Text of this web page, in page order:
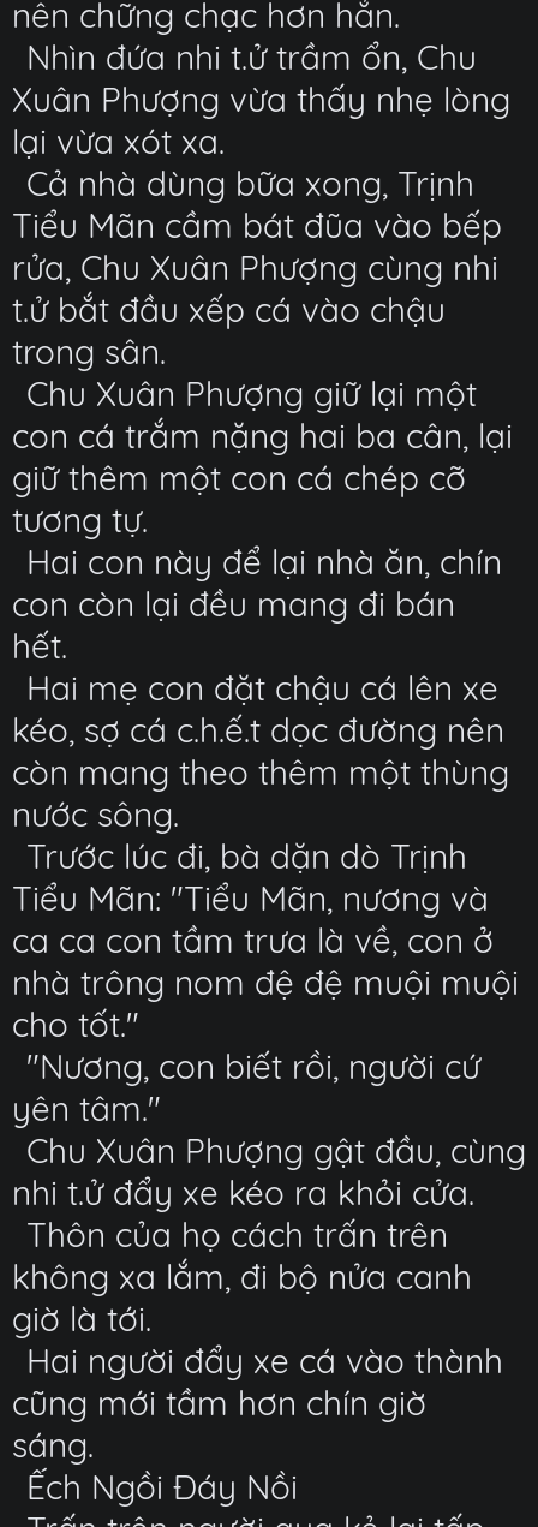
nên chững chạc hơn hẳn.
Nhìn đứa nhi t.ử trầm ổn, Chu
Xuân Phượng vừa thấy nhẹ lòng
lại vừa xót xa.
Cả nhà dùng bữa xong, Trịnh
Tiểu Mãn cầm bát đũa vào bếp
rửa, Chu Xuân Phượng cùng nhi
t.ử bắt đầu xếp cá vào chậu
trong sân.
Chu Xuân Phượng giữ lại một
con cá trắm nặng hai ba cân, lại
giữ thêm một con cá chép cỡ
tương tự.
Hai con này để lại nhà ăn, chín
con còn lại đều mang đi bán
hết.
Hai mẹ con đặt chậu cá lên xe
kéo, sợ cá c.h.ế.t dọc đường nên
còn mang theo thêm một thùng
nước sông.
Trước lúc đi, bà dặn dò Trịnh
Tiểu Mãn: "Tiểu Mãn, nương và
ca ca con tầm trưa là về, con ở
nhà trông nom đệ đệ muội muội
cho tốt."
"Nương, con biết rồi, người cứ
yên tâm."
Chu Xuân Phượng gật đầu, cùng
nhi t.ử đẩy xe kéo ra khỏi cửa.
Thôn của họ cách trấn trên
không xa lắm, đi bộ nửa canh
giờ là tới.
Hai người đẩy xe cá vào thành
cũng mới tầm hơn chín giờ
sáng.
Ếch Ngồi Đáy Nồi